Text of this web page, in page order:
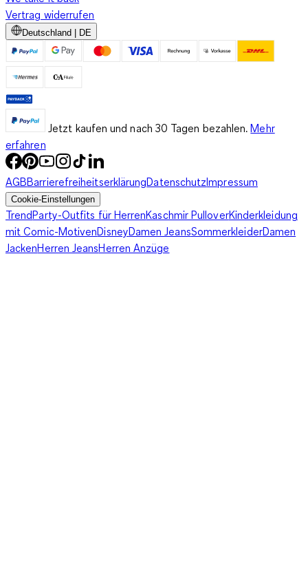
Vertrag widerrufen
Deutschland | DE
Jetzt kaufen und nach 30 Tagen bezahlen. Mehr
erfahren
AGBBarrierefreiheitserklärungDatenschutzImpressum
Cookie-Einstellungen
TrendParty-Outfits für HerrenKaschmir PulloverKinderkleidung
mit Comic-MotivenDisneyDamen JeansSommerkleiderDamen
JackenHerren JeansHerren Anzüge